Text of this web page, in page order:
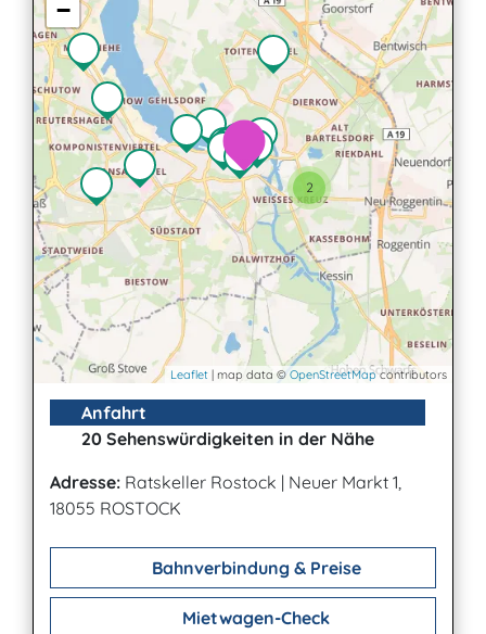
2
−
Leaflet | map data © OpenStreetMapcontributors
Anfahrt
20 Sehenswürdigkeiten in der Nähe
Adresse: Ratskeller Rostock | Neuer Markt 1,
18055 ROSTOCK
Bahnverbindung & Preise
Mietwagen-Check